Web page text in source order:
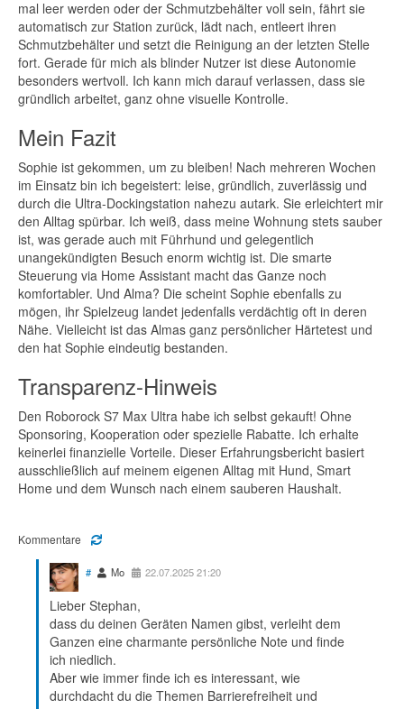
mal leer werden oder der Schmutzbehälter voll sein, fährt sie
automatisch zur Station zurück, lädt nach, entleert ihren
Schmutzbehälter und setzt die Reinigung an der letzten Stelle
fort. Gerade für mich als blinder Nutzer ist diese Autonomie
besonders wertvoll. Ich kann mich darauf verlassen, dass sie
gründlich arbeitet, ganz ohne visuelle Kontrolle.
Mein Fazit
Sophie ist gekommen, um zu bleiben! Nach mehreren Wochen
im Einsatz bin ich begeistert: leise, gründlich, zuverlässig und
durch die Ultra-Dockingstation nahezu autark. Sie erleichtert mir
den Alltag spürbar. Ich weiß, dass meine Wohnung stets sauber
ist, was gerade auch mit Führhund und gelegentlich
unangekündigten Besuch enorm wichtig ist. Die smarte
Steuerung via Home Assistant macht das Ganze noch
komfortabler. Und Alma? Die scheint Sophie ebenfalls zu
mögen, ihr Spielzeug landet jedenfalls verdächtig oft in deren
Nähe. Vielleicht ist das Almas ganz persönlicher Härtetest und
den hat Sophie eindeutig bestanden.
Transparenz-Hinweis
Den Roborock S7 Max Ultra habe ich selbst gekauft! Ohne
Sponsoring, Kooperation oder spezielle Rabatte. Ich erhalte
keinerlei finanzielle Vorteile. Dieser Erfahrungsbericht basiert
ausschließlich auf meinem eigenen Alltag mit Hund, Smart
Home und dem Wunsch nach einem sauberen Haushalt.
Kommentare
# Mo 22.07.2025 21:20
Lieber Stephan,
dass du deinen Geräten Namen gibst, verleiht dem
Ganzen eine charmante persönliche Note und finde
ich niedlich.
Aber wie immer finde ich es interessant, wie
durchdacht du die Themen Barrierefreiheit und